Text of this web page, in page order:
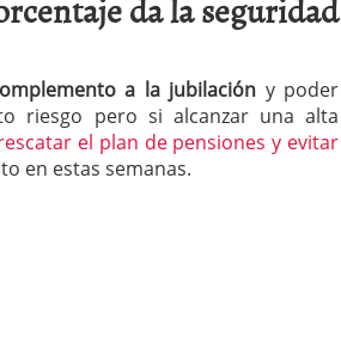
financiera: cómo anticiparte
a la jubilación y poder
riesgo pero si alcanzar una alta
el plan de pensiones y evitar
en estas semanas.